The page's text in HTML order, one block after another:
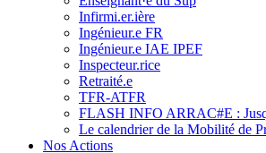
Infirmi.er.ière
Ingénieur.e FR
Ingénieur.e IAE IPEF
Inspecteur.rice
Retraité.e
TFR-ATFR
FLASH INFO ARRAC#E :
Le calendrier de la Mobilité de
Nos Actions